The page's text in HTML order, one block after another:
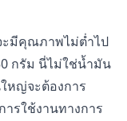
ะมีคุณภาพไม่ต่ำไป
กรัม นี่ไม่ใช่น้ำมัน
หญ่จะต้องการ
รใช้งานทางการ